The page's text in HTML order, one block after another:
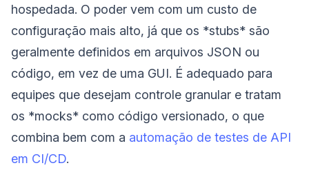
hospedada. O poder vem com um custo de
configuração mais alto, já que os *stubs* são
geralmente definidos em arquivos JSON ou
código, em vez de uma GUI. É adequado para
equipes que desejam controle granular e tratam
os *mocks* como código versionado, o que
combina bem com a automação de testes de API
em CI/CD.